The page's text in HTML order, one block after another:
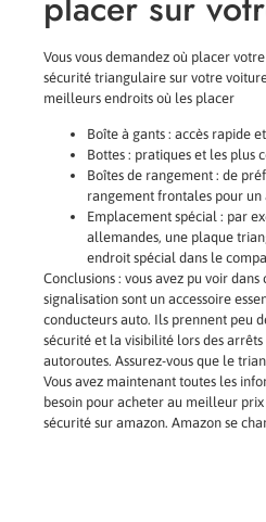
Vous vous demandez où placer
sécurité triangulaire sur votre
meilleurs endroits où les placer
Boîte à gants : accès rapide
Bottes : pratiques et les plus
Boîtes de rangement : de
rangement frontales pour un
Emplacement spécial : par
allemandes, une plaque
endroit spécial dans le
Conclusions : vous avez pu voir
signalisation sont un accessoire
conducteurs auto. Ils prennent peu
sécurité et la visibilité lors des
autoroutes. Assurez-vous que le
Vous avez maintenant toutes les
besoin pour acheter au meilleur
sécurité sur amazon. Amazon se